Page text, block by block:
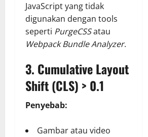
JavaScript yang tidak
digunakan dengan tools
seperti PurgeCSSatau
Webpack Bundle Analyzer.
3. Cumulative Layout
Shift (CLS) > 0.1
Penyebab:
Gambar atau video